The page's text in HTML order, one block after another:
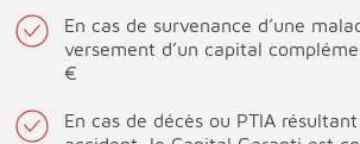
En cas de survenance d’une
versement d’un capital
€
En cas de décès ou PTIA